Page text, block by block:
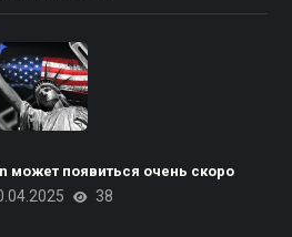
может появиться очень скоро
38